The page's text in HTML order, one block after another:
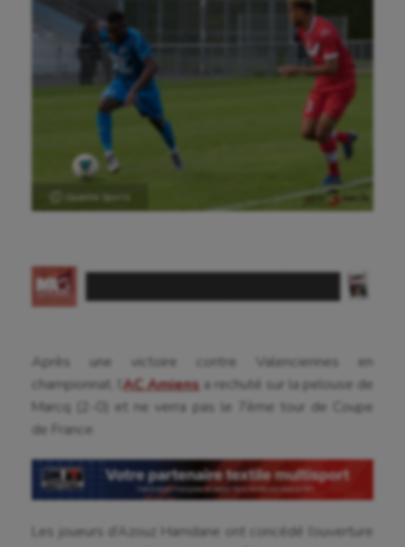
Aéronautique
Athlétisme
Ballon au poing
Baseball
Boules lyonnaises
Canoë-kayak
Après une victoire contre Valenciennes en
championnat, l’ AC Amiens a rechuté sur la pelouse de
Marcq (2-0) et ne verra pas le 7ème tour de Coupe
de France.
Les joueurs d’Azouz Hamdane ont concédé l’ouverture